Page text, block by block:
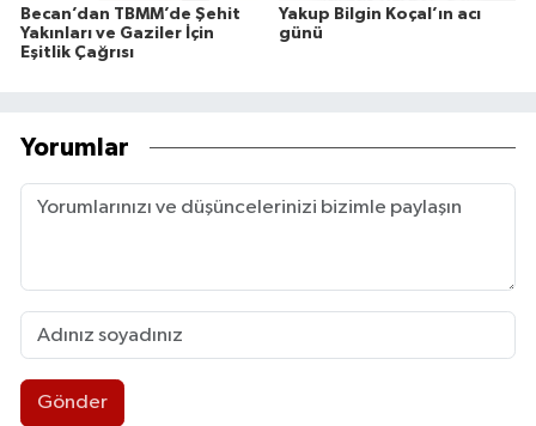
Becan’dan TBMM’de Şehit
Yakınları ve Gaziler İçin
Eşitlik Çağrısı
Yakup Bilgin Koçal’ın acı
günü
Yorumlar
Gönder